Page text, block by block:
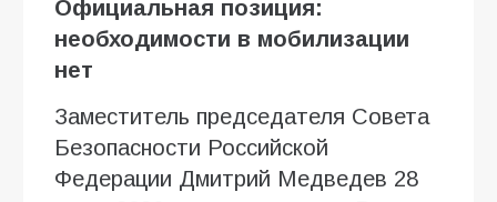
Официальная позиция:
необходимости в мобилизации
нет
Заместитель председателя Совета
Безопасности Российской
Федерации Дмитрий Медведев 28